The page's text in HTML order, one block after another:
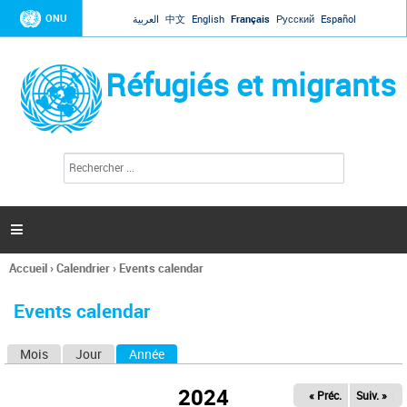
Jump to navigation
ONU العربية 中文 English Français Русский Español
Réfugiés et migrants
l
c
h
e

Vous
ici
Accueil›Calendrier› Events calendar
Events calendar
Mois Jour Année
2024 « Préc. Suiv. »